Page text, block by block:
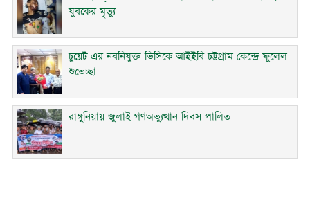
যুবকের মৃত্যু
চুয়েট এর নবনিযুক্ত ভিসিকে আইইবি চট্টগ্রাম কেন্দ্রে ফুলেল
শুভেচ্ছা
রাঙ্গুনিয়ায় জুলাই গণঅভ্যুত্থান দিবস পালিত